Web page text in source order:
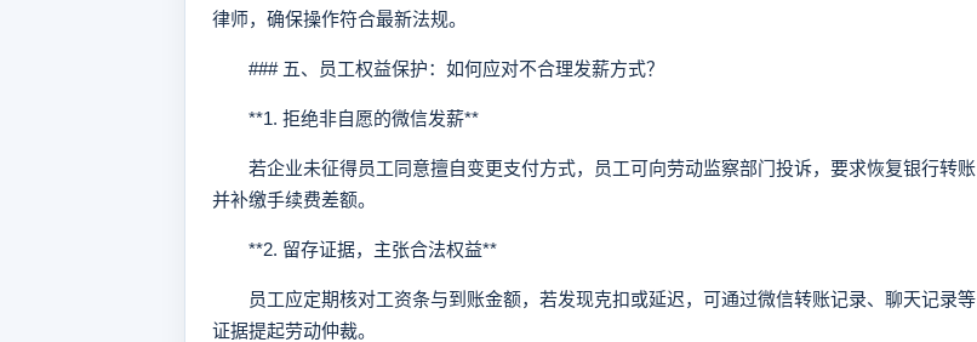
律师，确保操作符合最新法规。
### 五、员工权益保护：如何应对不合理发薪方式？
**1. 拒绝非自愿的微信发薪**
若企业未征得员工同意擅自变更支付方式，员工可向劳动监察部门投诉，要求恢复银行转账
并补缴手续费差额。
**2. 留存证据，主张合法权益**
员工应定期核对工资条与到账金额，若发现克扣或延迟，可通过微信转账记录、聊天记录等
证据提起劳动仲裁。